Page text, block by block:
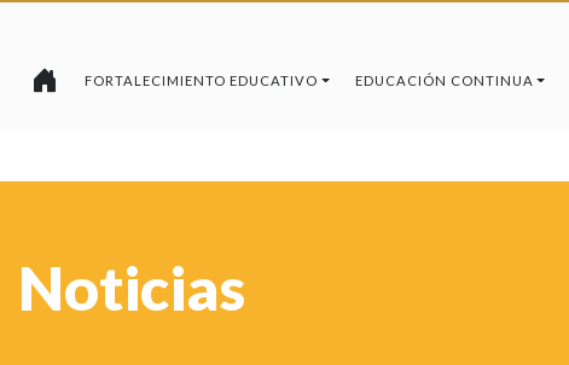
FORTALECIMIENTO EDUCATIVO EDUCACIÓN CONTINUA
Noticias